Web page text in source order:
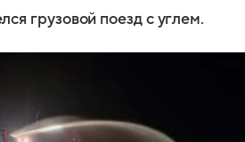
грузовой поезд с углем.